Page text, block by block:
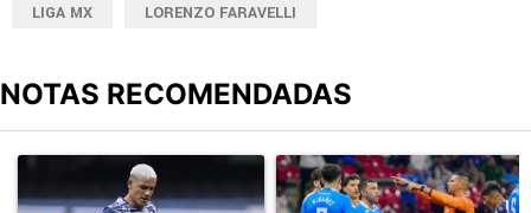
LIGA MX LORENZO FARAVELLI
NOTAS RECOMENDADAS
Un artículo de tendencia con el título "Revelan un detalle clave
Un artículo de tendencia con el